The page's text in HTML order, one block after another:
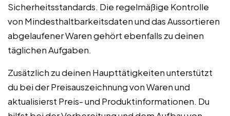
Sicherheitsstandards. Die regelmäßige Kontrolle
von Mindesthaltbarkeitsdaten und das Aussortieren
abgelaufener Waren gehört ebenfalls zu deinen
täglichen Aufgaben.
Zusätzlich zu deinen Haupttätigkeiten unterstützt
du bei der Preisauszeichnung von Waren und
aktualisierst Preis- und Produktinformationen. Du